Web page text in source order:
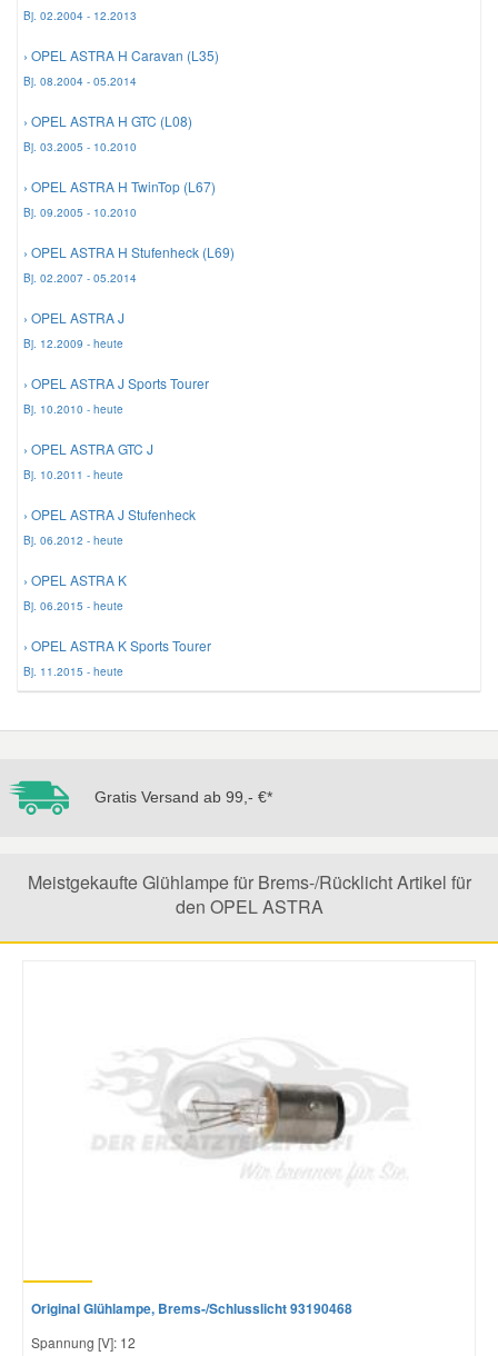
Bj. 02.2004 - 12.2013
› OPEL ASTRA H Caravan (L35)
Bj. 08.2004 - 05.2014
› OPEL ASTRA H GTC (L08)
Bj. 03.2005 - 10.2010
› OPEL ASTRA H TwinTop (L67)
Bj. 09.2005 - 10.2010
› OPEL ASTRA H Stufenheck (L69)
Bj. 02.2007 - 05.2014
› OPEL ASTRA J
Bj. 12.2009 - heute
› OPEL ASTRA J Sports Tourer
Bj. 10.2010 - heute
› OPEL ASTRA GTC J
Bj. 10.2011 - heute
› OPEL ASTRA J Stufenheck
Bj. 06.2012 - heute
› OPEL ASTRA K
Bj. 06.2015 - heute
› OPEL ASTRA K Sports Tourer
Bj. 11.2015 - heute
Gratis Versand ab 99,- €*
Meistgekaufte Glühlampe für Brems-/Rücklicht Artikel für
den OPEL ASTRA
Original Glühlampe, Brems-/Schlusslicht 93190468
Spannung [V]: 12
Toyota Ersatzteile